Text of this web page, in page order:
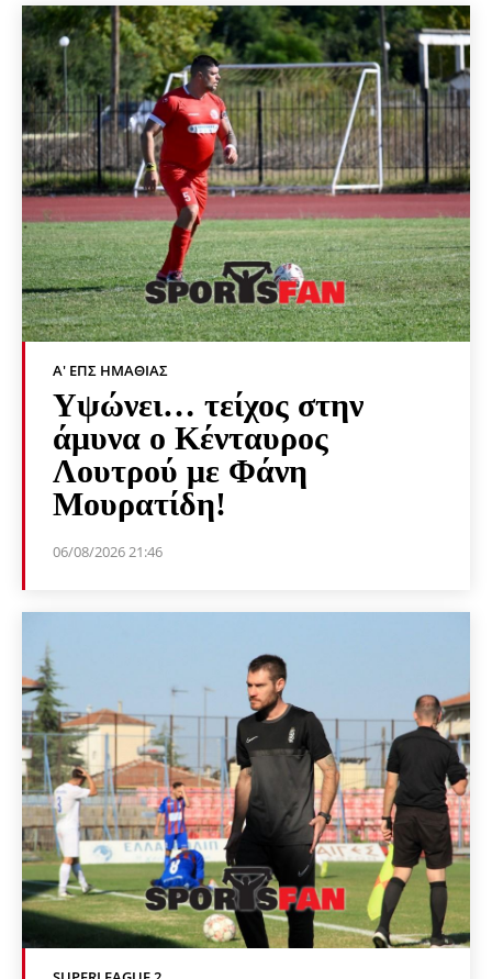
Α' ΕΠΣ ΗΜΑΘΊΑΣ
Υψώνει… τείχος στην
άμυνα ο Κένταυρος
Λουτρού με Φάνη
Μουρατίδη!
06/08/2026 21:46